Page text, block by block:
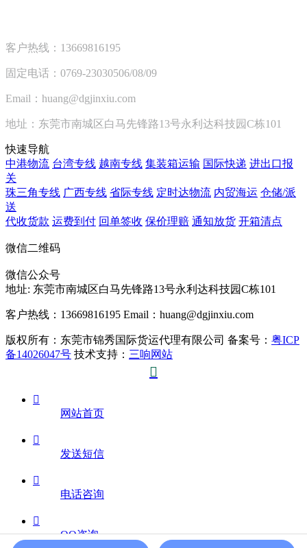
客户热线：13669816195
固定电话：0769-23030506/08/09
Email：huang@dgjinxiu.com
地址：东莞市南城区白马先锋路13号永利达科技园C栋101
快速导航
中港物流 台湾专线 越南专线 集装箱运输 国际快递 进出口报
关
珠三角专线 广西专线 省际专线 定时达物流 内贸海运 仓储/派
送
代收货款 运费到付 回单签收 保价理赔 通知放货 开箱清点
微信二维码
微信公众号
地址: 东莞市南城区白马先锋路13号永利达科技园C栋101
客户热线：13669816195 Email：huang@dgjinxiu.com
版权所有：东莞市锦秀国际货运代理有限公司 备案号： 粤ICP
备14026047号 技术支持： 三响网站


网站首页

发送短信

电话咨询

QQ咨询